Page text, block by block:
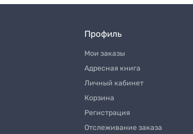
Профиль
Мои заказы
Адресная книга
Личный кабинет
Корзина
Регистрация
Отслеживание заказа